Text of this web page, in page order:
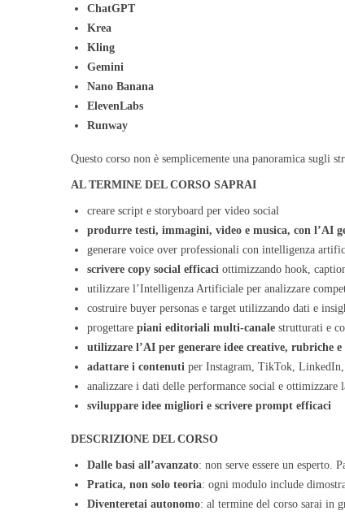
ChatGPT
Krea
Kling
Gemini
Nano Banana
ElevenLabs
Runway
Questo corso non è semplicemente una panoramica
AL TERMINE DEL CORSO SAPRAI
creare script e storyboard per video social
produrre testi, immagini, video e musica, con l’AI
generare voice over professionali con intelligenza
scrivere copy social efficaci ottimizzando hook,
utilizzare l’Intelligenza Artificiale per analizzare
costruire buyer personas e target utilizzando dati e
progettarepiani editoriali multi-canale strutturati e
utilizzare l’AI per generare idee creative, rubriche
adattare i contenuti per Instagram, TikTok, LinkedIn,
analizzare i dati delle performance social e ottimizzare
sviluppare idee migliori e scrivere prompt efficaci
DESCRIZIONE DEL CORSO
Dalle basi all’avanzato: non serve essere un esperto.
Pratica, non solo teoria: ogni modulo include
Diventeretai autonomo: al termine del corso sarai in